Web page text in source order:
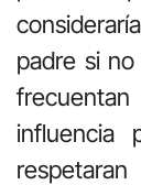
padre si
frecuentan
influencia